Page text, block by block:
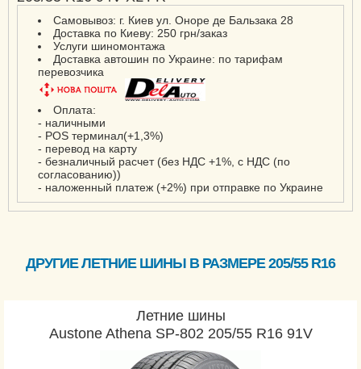
Самовывоз: г. Киев ул. Оноре де Бальзака 28
Доставка по Киеву: 250 грн/заказ
Услуги шиномонтажа
Доставка автошин по Украине: по тарифам
перевозчика
Оплата:
- наличными
- POS терминал(+1,3%)
- перевод на карту
- безналичный расчет (без НДС +1%, с НДС (по
согласованию))
- наложенный платеж (+2%) при отправке по Украине
ДРУГИЕ ЛЕТНИЕ ШИНЫ В РАЗМЕРЕ 205/55 R16
Летние шины
Austone Athena SP-802 205/55 R16 91V